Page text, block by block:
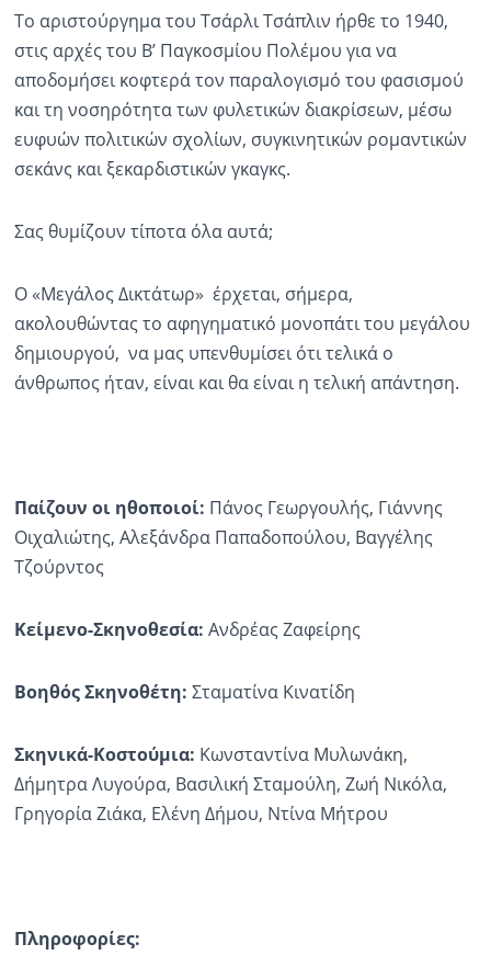
Το αριστούργημα του Τσάρλι Τσάπλιν ήρθε το 1940,
στις αρχές του Β’ Παγκοσμίου Πολέμου για να
αποδομήσει κοφτερά τον παραλογισμό του φασισμού
και τη νοσηρότητα των φυλετικών διακρίσεων, μέσω
ευφυών πολιτικών σχολίων, συγκινητικών ρομαντικών
σεκάνς και ξεκαρδιστικών γκαγκς.
Σας θυμίζουν τίποτα όλα αυτά;
Ο «Μεγάλος Δικτάτωρ» έρχεται, σήμερα,
ακολουθώντας το αφηγηματικό μονοπάτι του μεγάλου
δημιουργού, να μας υπενθυμίσει ότι τελικά ο
άνθρωπος ήταν, είναι και θα είναι η τελική απάντηση.
Παίζουν οι ηθοποιοί: Πάνος Γεωργουλής, Γιάννης
Οιχαλιώτης, Αλεξάνδρα Παπαδοπούλου, Βαγγέλης
Τζούρντος
Κείμενο-Σκηνοθεσία: Ανδρέας Ζαφείρης
Βοηθός Σκηνοθέτη: Σταματίνα Κινατίδη
Σκηνικά-Κοστούμια: Κωνσταντίνα Μυλωνάκη,
Δήμητρα Λυγούρα, Βασιλική Σταμούλη, Ζωή Νικόλα,
Γρηγορία Ζιάκα, Ελένη Δήμου, Ντίνα Μήτρου
Πληροφορίες: